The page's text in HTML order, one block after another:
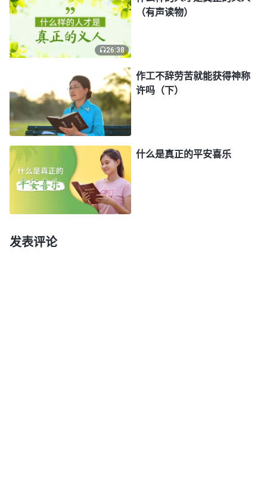
明、淘汰人，这是对神多么严重的误解呀！馨茹回想
选举组长时，自己就是因着以往尽本分没有果效被撤
换过才不愿担这个责任，虽然最后勉强顺服下来了，
但还是顾虑重重，怕被神显明。为了得到神的认可才
对本分更加“认真负责”，谁知她努力付出了那么多，
本分还是没有果效，这时她又开始顾虑自己的结局，
担心这样下去自己的前途归宿没有了，就不想尽组长
的本分了。她意识到自己总是把前途命运挂在心头，
不能在本分上顺服神，就自己这谬妄的观点不但是对
神的误解，更是对神的亵渎！认识到这儿，馨茹感到
扎心般地难受，愿意向神悔改，学着顺服神。可一想
到工作果效不好，她又担心因着自己做不好会耽误教
会工作，不知道在这样的环境中，该怎么实行才是真
实的顺服神。纠结中，她来到神面前向神祷告后，看
26:38
（有声读物）
作工不辞劳苦就能获得神称
许吗（下）
什么是真正的平安喜乐
发表评论